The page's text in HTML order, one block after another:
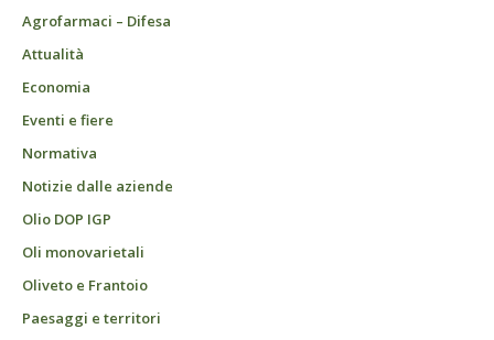
Agrofarmaci – Difesa
Attualità
Economia
Eventi e fiere
Normativa
Notizie dalle aziende
Olio DOP IGP
Oli monovarietali
Oliveto e Frantoio
Paesaggi e territori